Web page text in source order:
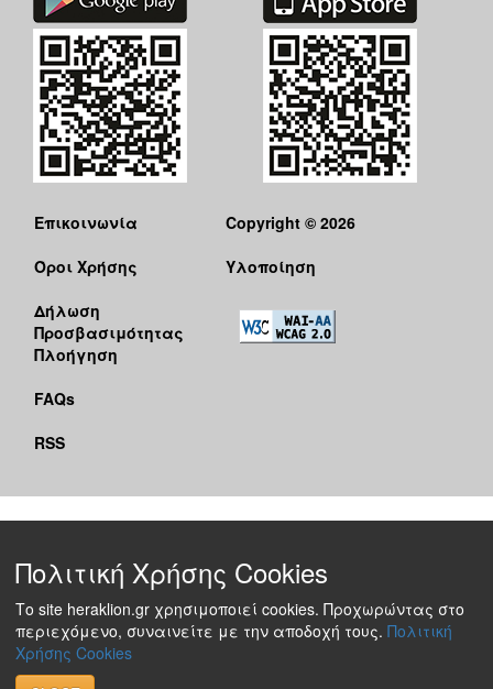
Επικοινωνία
Όροι Χρήσης
Δήλωση
Προσβασιμότητας
Πλοήγηση
FAQs
RSS
Copyright © 2026
Υλοποίηση
Πολιτική Χρήσης Cookies
Το site heraklion.gr χρησιμοποιεί cookies. Προχωρώντας στο
περιεχόμενο, συναινείτε με την αποδοχή τους. Πολιτική
Χρήσης Cookies